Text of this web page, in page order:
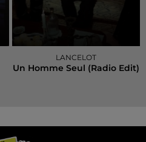
LANCELOT
Un Homme Seul (radio Edit)